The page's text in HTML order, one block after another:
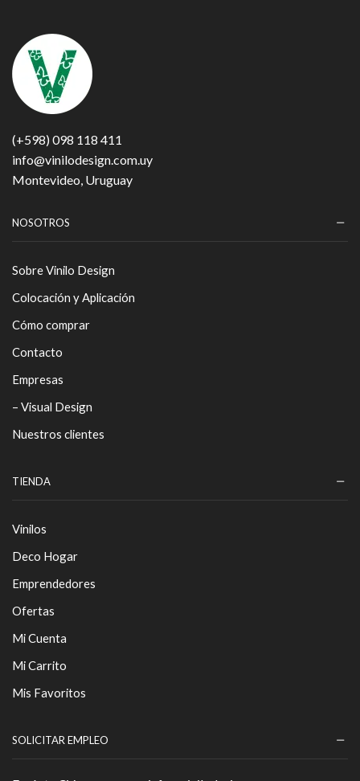
(+598) 098 118 411
info@vinilodesign.com.uy
Montevideo, Uruguay
NOSOTROS
Sobre Vinilo Design
Colocación y Aplicación
Cómo comprar
Contacto
Empresas
– Visual Design
Nuestros clientes
TIENDA
Vinilos
Deco Hogar
Emprendedores
Ofertas
Mi Cuenta
Mi Carrito
Mis Favoritos
SOLICITAR EMPLEO